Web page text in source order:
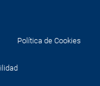
Política de Cookies